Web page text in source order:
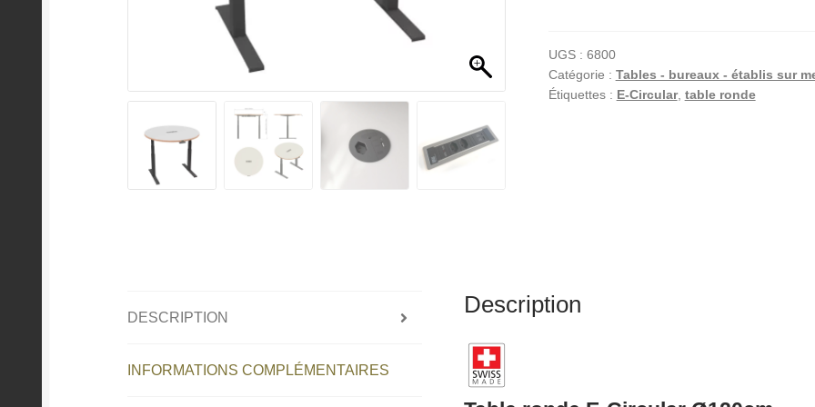
E-
Circular
Ø120
n
UGS : 6800
Catégorie : Tables - bureaux - établis sur
Étiquettes : E-Circular, table ronde
DESCRIPTION
INFORMATIONS COMPLÉMENTAIRES
Description